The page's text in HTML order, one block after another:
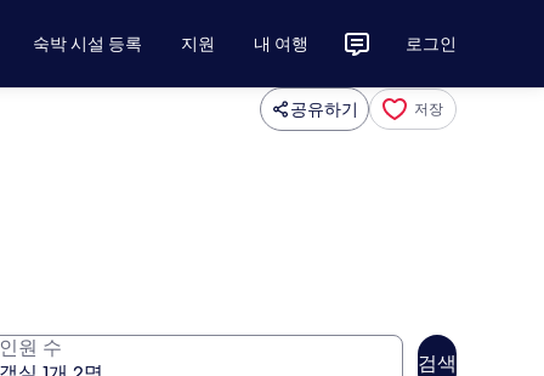
숙박 시설 등록 지원 내 여행 로그인
공유하기 저장
인원 수
검색